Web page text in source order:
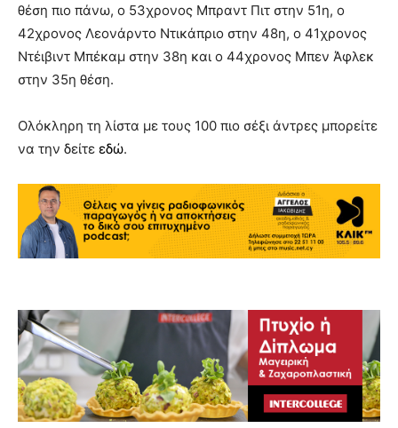
θέση πιο πάνω, ο 53χρονος Μπραντ Πιτ στην 51η, ο
42χρονος Λεονάρντο Ντικάπριο στην 48η, ο 41χρονος
Ντέιβιντ Μπέκαμ στην 38η και ο 44χρονος Μπεν Άφλεκ
στην 35η θέση.
Ολόκληρη τη λίστα με τους 100 πιο σέξι άντρες μπορείτε
να την δείτε εδώ.